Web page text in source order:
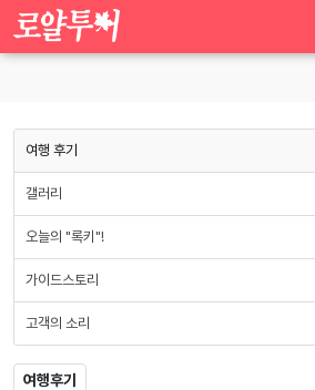
SELECT * FROM paran_board_setup
='travel_review'
여행 후기
갤러리
오늘의 "록키"!
가이드스토리
고객의 소리
여행후기